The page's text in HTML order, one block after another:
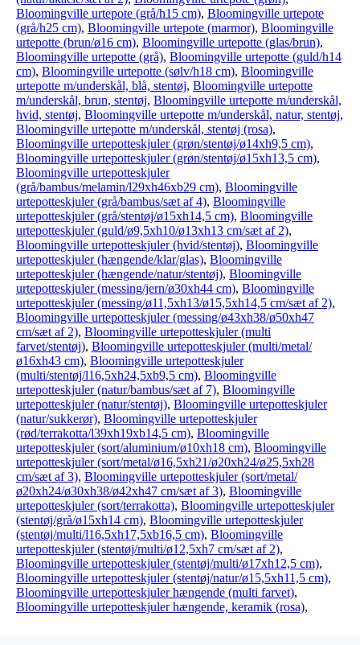
Bloomingville urtepote (grå/h15 cm), Bloomingville urtepote
(grå/h25 cm), Bloomingville urtepote (marmor), Bloomingville
urtepotte (brun/ø16 cm), Bloomingville urtepotte (glas/brun),
Bloomingville urtepotte (grå), Bloomingville urtepotte (guld/h14
cm), Bloomingville urtepotte (sølv/h18 cm), Bloomingville
urtepotte m/underskål, blå, stentøj, Bloomingville urtepotte
m/underskål, brun, stentøj, Bloomingville urtepotte m/underskål,
hvid, stentøj, Bloomingville urtepotte m/underskål, natur, stentøj,
Bloomingville urtepotte m/underskål, stentøj (rosa),
Bloomingville urtepotteskjuler (grøn/stentøj/ø14xh9,5 cm),
Bloomingville urtepotteskjuler (grøn/stentøj/ø15xh13,5 cm),
Bloomingville urtepotteskjuler
(grå/bambus/melamin/l29xh46xb29 cm), Bloomingville
urtepotteskjuler (grå/bambus/sæt af 4), Bloomingville
urtepotteskjuler (grå/stentøj/ø15xh14,5 cm), Bloomingville
urtepotteskjuler (guld/ø9,5xh10/ø13xh13 cm/sæt af 2),
Bloomingville urtepotteskjuler (hvid/stentøj), Bloomingville
urtepotteskjuler (hængende/klar/glas), Bloomingville
urtepotteskjuler (hængende/natur/stentøj), Bloomingville
urtepotteskjuler (messing/jern/ø30xh44 cm), Bloomingville
urtepotteskjuler (messing/ø11,5xh13/ø15,5xh14,5 cm/sæt af 2),
Bloomingville urtepotteskjuler (messing/ø43xh38/ø50xh47
cm/sæt af 2), Bloomingville urtepotteskjuler (multi
farvet/stentøj), Bloomingville urtepotteskjuler (multi/metal/
ø16xh43 cm), Bloomingville urtepotteskjuler
(multi/stentøj/l16,5xh24,5xb9,5 cm), Bloomingville
urtepotteskjuler (natur/bambus/sæt af 7), Bloomingville
urtepotteskjuler (natur/stentøj), Bloomingville urtepotteskjuler
(natur/sukkerør), Bloomingville urtepotteskjuler
(rød/terrakotta/l39xh19xb14,5 cm), Bloomingville
urtepotteskjuler (sort/aluminium/ø10xh18 cm), Bloomingville
urtepotteskjuler (sort/metal/ø16,5xh21/ø20xh24/ø25,5xh28
cm/sæt af 3), Bloomingville urtepotteskjuler (sort/metal/
ø20xh24/ø30xh38/ø42xh47 cm/sæt af 3), Bloomingville
urtepotteskjuler (sort/terrakotta), Bloomingville urtepotteskjuler
(stentøj/grå/ø15xh14 cm), Bloomingville urtepotteskjuler
(stentøj/multi/l16,5xh17,5xb16,5 cm), Bloomingville
urtepotteskjuler (stentøj/multi/ø12,5xh7 cm/sæt af 2),
Bloomingville urtepotteskjuler (stentøj/multi/ø17xh12,5 cm),
Bloomingville urtepotteskjuler (stentøj/natur/ø15,5xh11,5 cm),
Bloomingville urtepotteskjuler hængende (multi farvet),
Bloomingville urtepotteskjuler hængende, keramik (rosa),